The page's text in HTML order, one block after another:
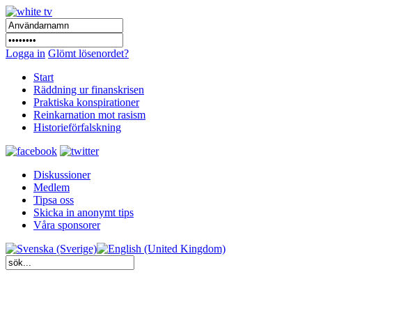
Logga in Glömt lösenordet?
Start
Räddning ur finanskrisen
Praktiska konspirationer
Reinkarnation mot rasism
Historieförfalskning
Diskussioner
Medlem
Tipsa oss
Skicka in anonymt tips
Våra sponsorer